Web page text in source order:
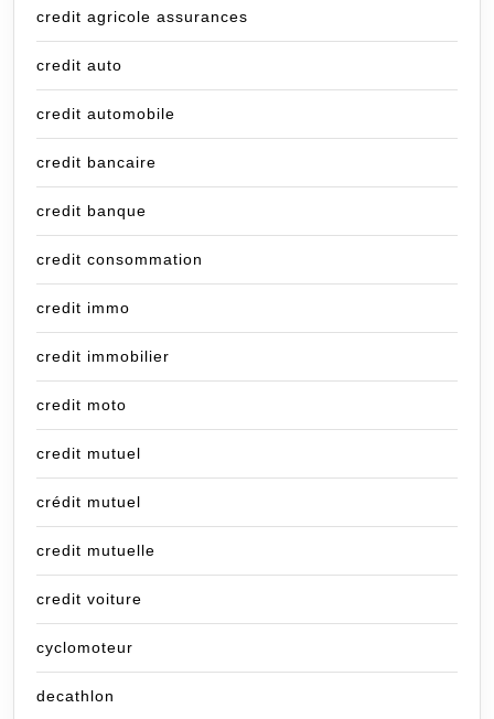
credit agricole assurances
credit auto
credit automobile
credit bancaire
credit banque
credit consommation
credit immo
credit immobilier
credit moto
credit mutuel
crédit mutuel
credit mutuelle
credit voiture
cyclomoteur
decathlon